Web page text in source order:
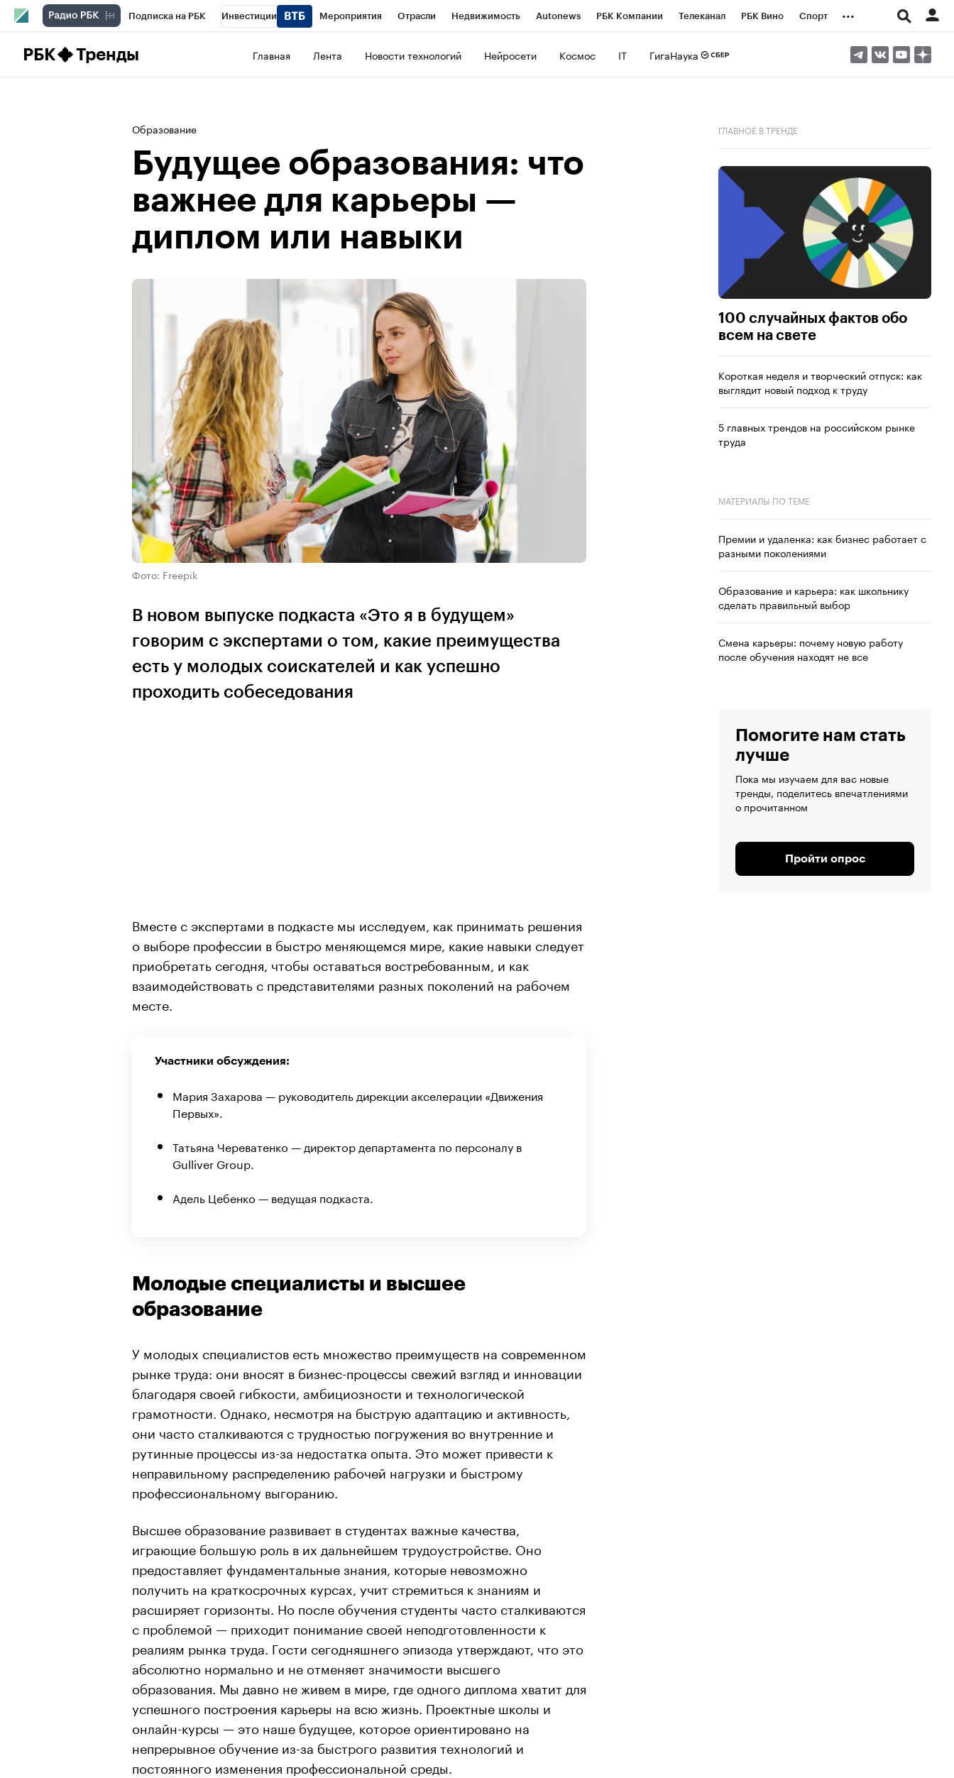
Подписка на РБК Инвестиции Мероприятия Отрасли Недвижимость Autonews РБК Компании Телеканал РБК Вино Спорт ...
РБК Тренды Главная Лента Новости технологий Нейросети Космос IT ГигаНаука
Образование
Будущее образования: что
важнее для карьеры —
диплом или навыки
Фото: Freepik
В новом выпуске подкаста «Это я в будущем»
говорим с экспертами о том, какие преимущества
есть у молодых соискателей и как успешно
проходить собеседования
Вместе с экспертами в подкасте мы исследуем, как принимать решения
о выборе профессии в быстро меняющемся мире, какие навыки следует
приобретать сегодня, чтобы оставаться востребованным, и как
взаимодействовать с представителями разных поколений на рабочем
месте.
Участники обсуждения:
Мария Захарова — руководитель дирекции акселерации «Движения
Первых».
Татьяна Череватенко — директор департамента по персоналу в
Gulliver Group.
Адель Цебенко — ведущая подкаста.
Молодые специалисты и высшее
образование
У молодых специалистов есть множество преимуществ на современном
рынке труда: они вносят в бизнес-процессы свежий взгляд и инновации
благодаря своей гибкости, амбициозности и технологической
грамотности. Однако, несмотря на быструю адаптацию и активность,
они часто сталкиваются с трудностью погружения во внутренние и
рутинные процессы из-за недостатка опыта. Это может привести к
неправильному распределению рабочей нагрузки и быстрому
профессиональному выгоранию.
Высшее образование развивает в студентах важные качества,
играющие большую роль в их дальнейшем трудоустройстве. Оно
предоставляет фундаментальные знания, которые невозможно
получить на краткосрочных курсах, учит стремиться к знаниям и
расширяет горизонты. Но после обучения студенты часто сталкиваются
с проблемой — приходит понимание своей неподготовленности к
реалиям рынка труда. Гости сегодняшнего эпизода утверждают, что это
абсолютно нормально и не отменяет значимости высшего
образования. Мы давно не живем в мире, где одного диплома хватит для
успешного построения карьеры на всю жизнь. Проектные школы и
онлайн-курсы — это наше будущее, которое ориентировано на
непрерывное обучение из-за быстрого развития технологий и
постоянного изменения профессиональной среды.
ГЛАВНОЕ В ТРЕНДЕ
100 случайных фактов обо
всем на свете
Короткая неделя и творческий отпуск: как
выглядит новый подход к труду
5 главных трендов на российском рынке
труда
МАТЕРИАЛЫ ПО ТЕМЕ
Премии и удаленка: как бизнес работает с
разными поколениями
Образование и карьера: как школьнику
сделать правильный выбор
Смена карьеры: почему новую работу
после обучения находят не все
Помогите нам стать
лучше
Пока мы изучаем для вас новые
тренды, поделитесь впечатлениями
о прочитанном
Пройти опрос